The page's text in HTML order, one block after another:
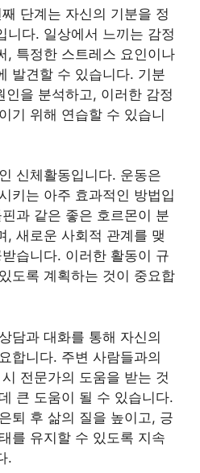
단계는 자신의 기분을 정
니다. 일상에서 느끼는 감정
, 특정한 스트레스 요인이나
발견할 수 있습니다. 기분
을 분석하고, 이러한 감정
기 위해 연습할 수 있습니
신체활동입니다. 운동은
키는 아주 효과적인 방법입
과 같은 좋은 호르몬이 분
, 새로운 사회적 관계를 맺
습니다. 이러한 활동이 규
도록 계획하는 것이 중요합
담과 대화를 통해 자신의
합니다. 주변 사람들과의
전문가의 도움을 받는 것
큰 도움이 될 수 있습니다.
퇴 후 삶의 질을 높이고, 긍
를 유지할 수 있도록 지속
.